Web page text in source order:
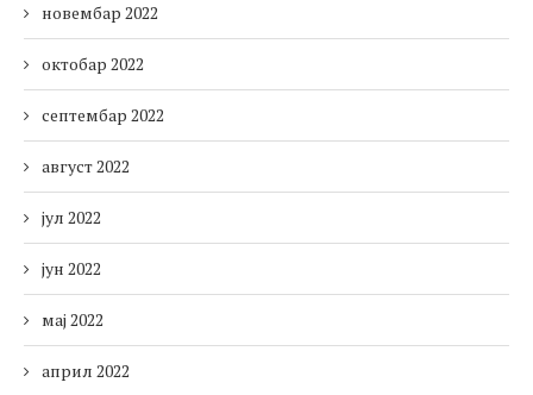
новембар 2022
октобар 2022
септембар 2022
август 2022
јул 2022
јун 2022
мај 2022
април 2022